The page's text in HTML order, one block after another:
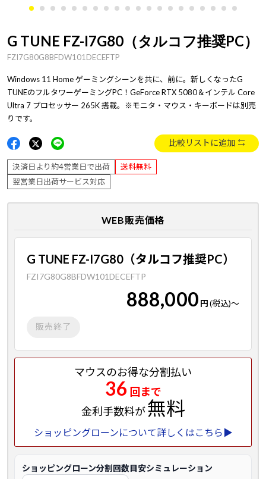
G TUNE FZ-I7G80（タルコフ推奨PC）
FZI7G80G8BFDW101DECEFTP
Windows 11 Home ゲーミングシーンを共に、前に。新しくなったG
TUNEのフルタワーゲーミングPC！GeForce RTX 5080＆インテル Core
Ultra 7 プロセッサー 265K 搭載。※モニタ・マウス・キーボードは別売
りです。
比較リストに追加
決済日より約4営業日で出荷
送料無料
翌営業日出荷サービス対応
WEB販売価格
G TUNE FZ-I7G80（タルコフ推奨PC）
FZI7G80G8BFDW101DECEFTP
888,000 円(税込)～
販売終了
マウスのお得な分割払い
36 回まで
金利手数料が無料
ショッピングローンについて詳しくはこちら▶
ショッピングローン分割回数目安シミュレーション